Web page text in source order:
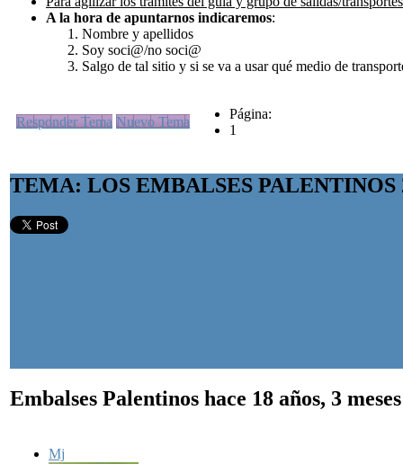
A la hora de apuntarnos indicaremos:
Nombre y apellidos
Soy soci@/no soci@
Salgo de tal sitio y si se va a usar qué medio de
Responder Tema Nuevo Tema
Página:
1
TEMA: LOS EMBALSES PALENTINOS
Embalses Palentinos hace 18 años, 3 meses
Mj